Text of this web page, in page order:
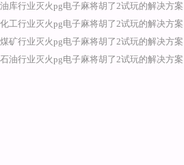
油库行业灭火pg电子麻将胡了2试玩的解决方案
化工行业灭火pg电子麻将胡了2试玩的解决方案
煤矿行业灭火pg电子麻将胡了2试玩的解决方案
石油行业灭火pg电子麻将胡了2试玩的解决方案